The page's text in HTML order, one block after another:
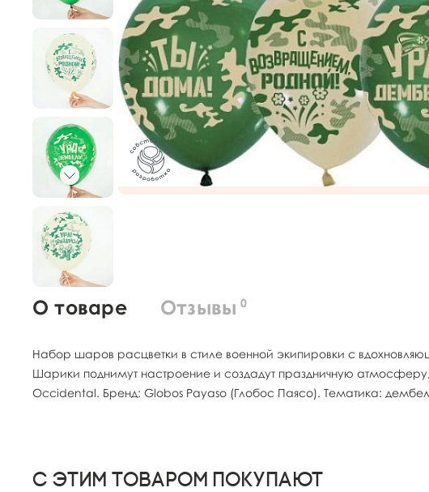
О товаре Отзывы 0
Набор шаров расцветки в стиле военной экипировки с
Шарики поднимут настроение и создадут праздничную
Occidental. Бренд: Globos Payaso (Глобос Паясо). Тематика:
С этим товаром покупают